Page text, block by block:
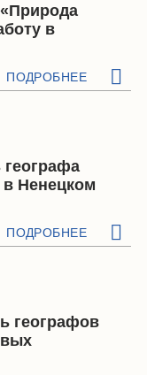
в
ПОДРОБНЕЕ
в Ненецком
ПОДРОБНЕЕ
географов